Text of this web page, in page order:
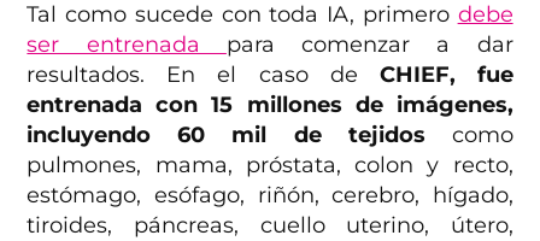
Tal como sucede con toda IA, primero debe
ser entrenada para comenzar a dar
resultados. En el caso de CHIEF, fue
entrenada con 15 millones de imágenes,
incluyendo 60 mil de tejidos como
pulmones, mama, próstata, colon y recto,
estómago, esófago, riñón, cerebro, hígado,
tiroides, páncreas, cuello uterino, útero,